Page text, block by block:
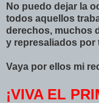
No puedo dejar la
todos aquellos
derechos, muchos
y represaliados
Vaya por ellos mi
¡VIVA EL